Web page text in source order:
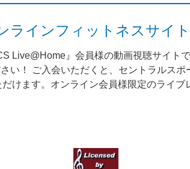
ラインフィットネスサイト
Live@Home』会員様の動画視聴サイト
！ ご入会いただくと、セントラルスポ
けます。オンライン会員様限定のライ